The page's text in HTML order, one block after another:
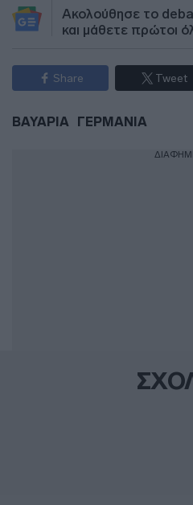
Ακολούθησε το
και μάθετε πρώτοι
Share Tweet
ΒΑΥΑΡΙΑ ΓΕΡΜΑΝΙΑ